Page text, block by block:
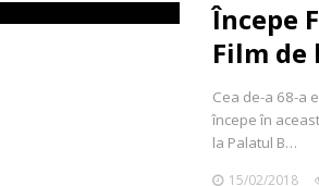
Începe
Film de
Cea de-a 68-a
începe în
la Palatul B…
15/02/2018